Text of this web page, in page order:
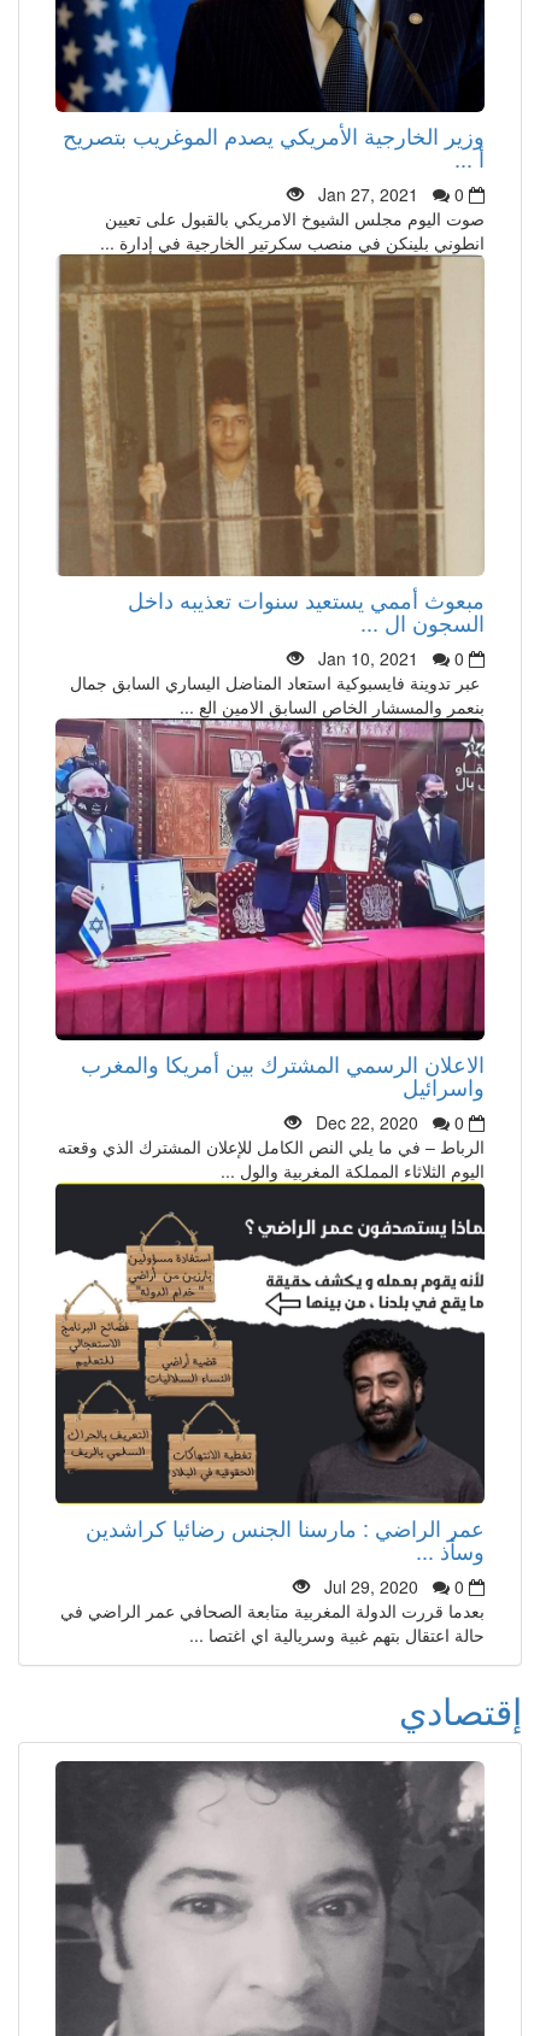
وزير الخارجية الأمريكي يصدم الموغريب بتصريح
أ ...
Jan 27, 2021
0
صوت اليوم مجلس الشيوخ الامريكي بالقبول على تعيين
انطوني بلينكن في منصب سكرتير الخارجية في إدارة ...
مبعوث أممي يستعيد سنوات تعذيبه داخل
السجون ال ...
Jan 10, 2021
0
عبر تدوينة فايسبوكية استعاد المناضل اليساري السابق جمال
بنعمر والمسشار الخاص السابق الامين الع ...
الاعلان الرسمي المشترك بين أمريكا والمغرب
واسرائيل
Dec 22, 2020
0
الرباط – في ما يلي النص الكامل للإعلان المشترك الذي وقعته
اليوم الثلاثاء المملكة المغربية والول ...
عمر الراضي : مارسنا الجنس رضائيا كراشدين
وسأذ ...
Jul 29, 2020
0
بعدما قررت الدولة المغربية متابعة الصحافي عمر الراضي في
حالة اعتقال بتهم غبية وسريالية اي اغتصا ...
إقتصادي